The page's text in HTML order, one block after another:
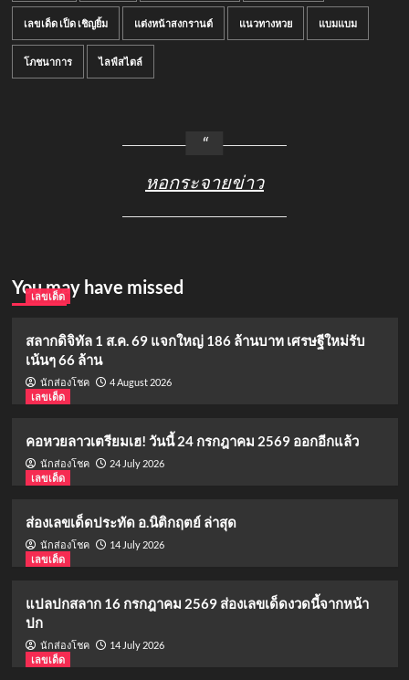
เลขเด็ด เป็ด เชิญยิ้ม แต่งหน้าสงกรานต์ แนวทางหวย แบมแบม
โภชนาการ ไลฟ์สไตล์
หอกระจายข่าว
You may have missed
เลขเด็ด
สลากดิจิทัล 1 ส.ค. 69 แจกใหญ่ 186 ล้านบาท เศรษฐีใหม่รับ
เน้นๆ 66 ล้าน
นักส่องโชค
4 August 2026
เลขเด็ด
คอหวยลาวเตรียมเฮ! วันนี้ 24 กรกฎาคม 2569 ออกอีกแล้ว
นักส่องโชค
24 July 2026
เลขเด็ด
ส่องเลขเด็ดประทัด อ.นิติกฤตย์ ล่าสุด
นักส่องโชค
14 July 2026
เลขเด็ด
แปลปกสลาก 16 กรกฎาคม 2569 ส่องเลขเด็ดงวดนี้จากหน้า
ปก
นักส่องโชค
14 July 2026
เลขเด็ด